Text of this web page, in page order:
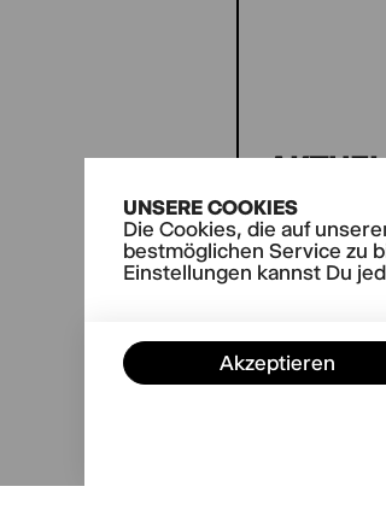
UNSERE COOKIES
Die Cookies, die auf
bestmöglichen Service zu
Einstellungen kannst Du
Akzeptieren
Der
Die
Hard